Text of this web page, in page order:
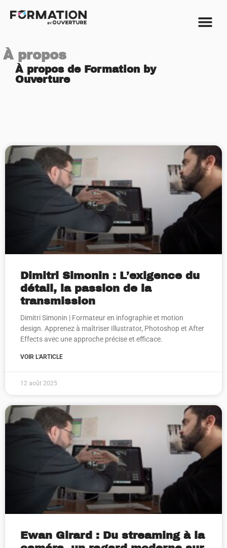
À propos
À propos de Formation by
Ouverture
Dimitri Simonin : L’exigence du
détail, la passion de la
transmission
Dimitri Simonin | Formateur en infographie et motion
design. Apprenez à maîtriser Illustrator, Photoshop et After
Effects avec une approche précise et efficace.
VOIR L'ARTICLE
12 août 2025
Ewan Girard : Du streaming à la